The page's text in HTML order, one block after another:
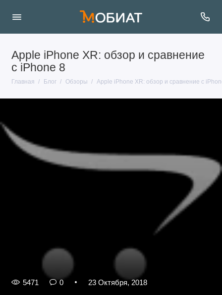
Apple iPhone XR: обзор и сравнение
с iPhone 8
Главная Блог Обзоры Apple iPhone XR: обзор и сравнение с
5471 0 23 Октября, 2018